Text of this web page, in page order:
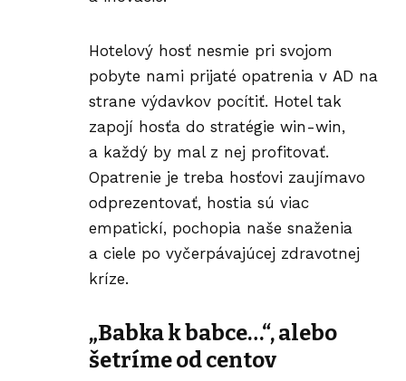
Hotelový hosť nesmie pri svojom
pobyte nami prijaté opatrenia v AD na
strane výdavkov pocítiť. Hotel tak
zapojí hosťa do stratégie win-win,
a každý by mal z nej profitovať.
Opatrenie je treba hosťovi zaujímavo
odprezentovať, hostia sú viac
empatickí, pochopia naše snaženia
a ciele po vyčerpávajúcej zdravotnej
kríze.
„Babka k babce…“, alebo
šetríme od centov